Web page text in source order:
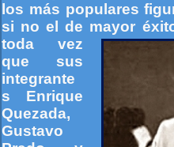
los más populares
si no el de mayor
toda vez
que sus
integrante
s Enrique
Quezada,
Gustavo